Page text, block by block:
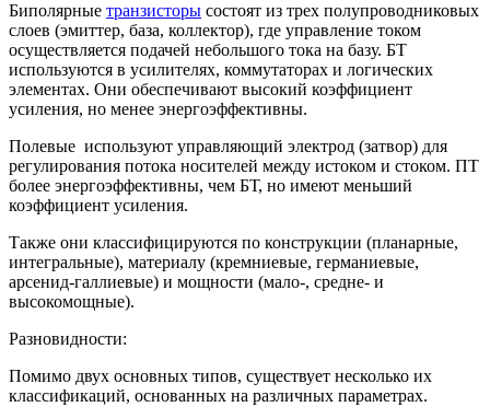
Биполярные транзисторы состоят из трех полупроводниковых
слоев (эмиттер, база, коллектор), где управление током
осуществляется подачей небольшого тока на базу. БТ
используются в усилителях, коммутаторах и логических
элементах. Они обеспечивают высокий коэффициент
усиления, но менее энергоэффективны.
Полевые используют управляющий электрод (затвор) для
регулирования потока носителей между истоком и стоком. ПТ
более энергоэффективны, чем БТ, но имеют меньший
коэффициент усиления.
Также они классифицируются по конструкции (планарные,
интегральные), материалу (кремниевые, германиевые,
арсенид-галлиевые) и мощности (мало-, средне- и
высокомощные).
Разновидности:
Помимо двух основных типов, существует несколько их
классификаций, основанных на различных параметрах.